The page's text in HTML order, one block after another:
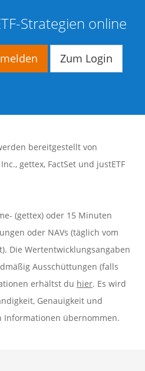
Strategien online
Zum Login
bereitgestellt von
, gettex, FactSet und justETF
(gettex) oder 15 Minuten
oder NAVs (täglich vom
Die Wertentwicklungsangaben
Ausschüttungen (falls
erhältst du hier. Es wird
Genauigkeit und
Informationen übernommen.